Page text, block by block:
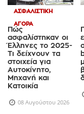
ΑΣΦΑΛΙΣΤΙΚΉ
ΑΓΟΡΆ
Πώς
ασφαλίστηκαν οι
Έλληνες το 2025-
Τι δείχνουν τα
στοιχεία για
Αυτοκίνητο,
Μηχανή και
Κατοικία
08 Αυγούστου 2026